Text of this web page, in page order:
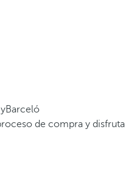
de compra y disfruta